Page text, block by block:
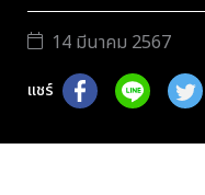
14 มีนาคม 2567
แชร์